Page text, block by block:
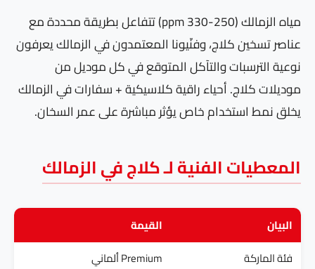
مياه الزمالك (250-330 ppm) تتفاعل بطريقة محددة مع
عناصر تسخين كلاج، وفنّيونا المعتمدون في الزمالك يعرفون
نوعية الترسبات والتآكل المتوقع في كل موديل من
موديلات كلاج. أحياء راقية كلاسيكية + سفارات في الزمالك
يخلق نمط استخدام خاص يؤثر مباشرة على عمر السخان.
المعطيات الفنية لـ كلاج في الزمالك
البيان
القيمة
فئة الماركة
Premium ألماني